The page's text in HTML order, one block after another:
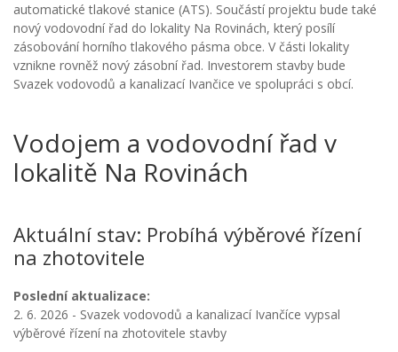
automatické tlakové stanice (ATS). Součástí projektu bude také
nový vodovodní řad do lokality Na Rovinách, který posílí
zásobování horního tlakového pásma obce. V části lokality
vznikne rovněž nový zásobní řad. Investorem stavby bude
Svazek vodovodů a kanalizací Ivančice ve spolupráci s obcí.
Vodojem a vodovodní řad v
lokalitě Na Rovinách
Aktuální stav: Probíhá výběrové řízení
na zhotovitele
Poslední aktualizace:
2. 6. 2026 - Svazek vodovodů a kanalizací Ivančíce vypsal
výběrové řízení na zhotovitele stavby